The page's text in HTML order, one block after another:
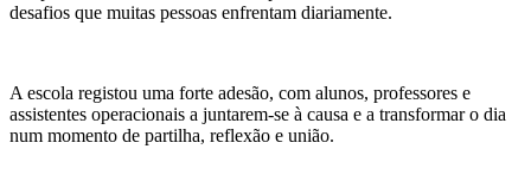
desafios que muitas pessoas enfrentam diariamente.
A escola registou uma forte adesão, com alunos, professores e
assistentes operacionais a juntarem-se à causa e a transformar o dia
num momento de partilha, reflexão e união.